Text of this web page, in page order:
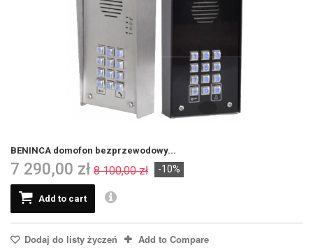
BENINCA domofon bezprzewodowy...
7 290,00 zł 8 100,00 zł -10%
Add to cart
Dodaj do listy życzeń Add to Compare